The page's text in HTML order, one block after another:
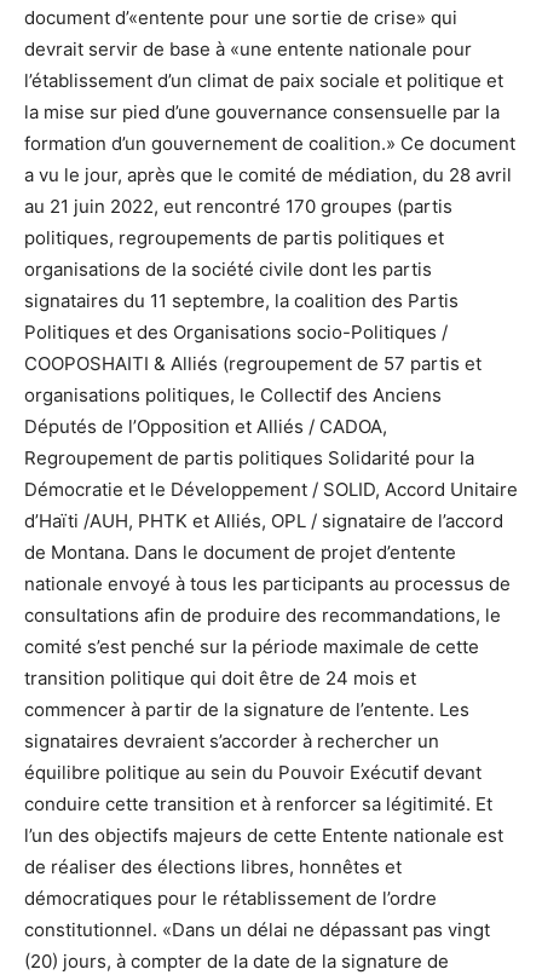
document d’«entente pour une sortie de crise» qui
devrait servir de base à «une entente nationale pour
l’établissement d’un climat de paix sociale et politique et
la mise sur pied d’une gouvernance consensuelle par la
formation d’un gouvernement de coalition.» Ce document
a vu le jour, après que le comité de médiation, du 28 avril
au 21 juin 2022, eut rencontré 170 groupes (partis
politiques, regroupements de partis politiques et
organisations de la société civile dont les partis
signataires du 11 septembre, la coalition des Partis
Politiques et des Organisations socio-Politiques /
COOPOSHAITI & Alliés (regroupement de 57 partis et
organisations politiques, le Collectif des Anciens
Députés de l’Opposition et Alliés / CADOA,
Regroupement de partis politiques Solidarité pour la
Démocratie et le Développement / SOLID, Accord Unitaire
d’Haïti /AUH, PHTK et Alliés, OPL / signataire de l’accord
de Montana. Dans le document de projet d’entente
nationale envoyé à tous les participants au processus de
consultations afin de produire des recommandations, le
comité s’est penché sur la période maximale de cette
transition politique qui doit être de 24 mois et
commencer à partir de la signature de l’entente. Les
signataires devraient s’accorder à rechercher un
équilibre politique au sein du Pouvoir Exécutif devant
conduire cette transition et à renforcer sa légitimité. Et
l’un des objectifs majeurs de cette Entente nationale est
de réaliser des élections libres, honnêtes et
démocratiques pour le rétablissement de l’ordre
constitutionnel. «Dans un délai ne dépassant pas vingt
(20) jours, à compter de la date de la signature de